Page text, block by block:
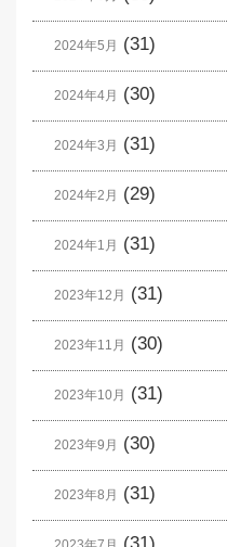
2024年5月 (31)
2024年4月 (30)
2024年3月 (31)
2024年2月 (29)
2024年1月 (31)
2023年12月 (31)
2023年11月 (30)
2023年10月 (31)
2023年9月 (30)
2023年8月 (31)